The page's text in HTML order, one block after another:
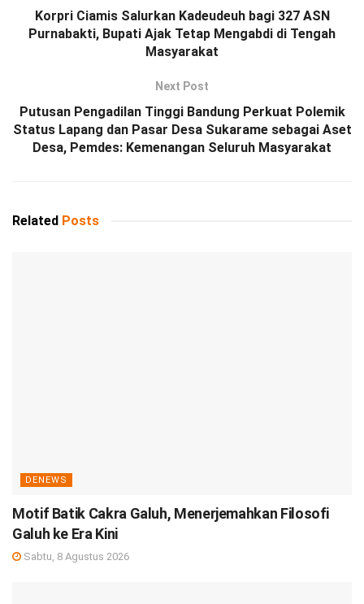
Korpri Ciamis Salurkan Kadeudeuh bagi 327 ASN
Purnabakti, Bupati Ajak Tetap Mengabdi di Tengah
Masyarakat
Next Post
Putusan Pengadilan Tinggi Bandung Perkuat Polemik
Status Lapang dan Pasar Desa Sukarame sebagai Aset
Desa, Pemdes: Kemenangan Seluruh Masyarakat
Related Posts
DENEWS
Motif Batik Cakra Galuh, Menerjemahkan Filosofi
Galuh ke Era Kini
Sabtu, 8 Agustus 2026